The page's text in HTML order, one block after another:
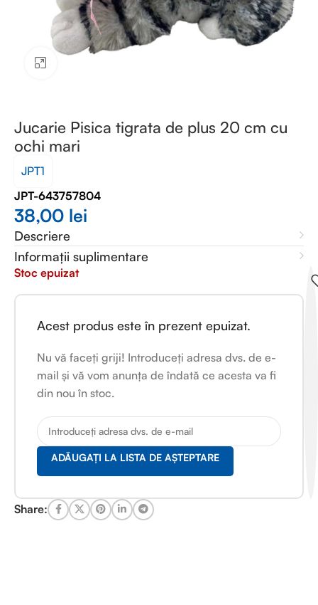
Jucarie Pisica tigrata de plus 20 cm cu
ochi mari
JPT1
JPT-643757804
38,00 lei
Descriere
Informații suplimentare
Stoc epuizat
Acest produs este în prezent epuizat.
Nu vă faceți griji! Introduceți adresa dvs. de e-
mail și vă vom anunța de îndată ce acesta va fi
din nou în stoc.
ADĂUGAȚI LA LISTA DE AȘTEPTARE
Share: